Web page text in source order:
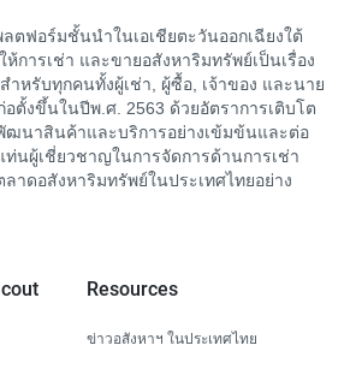
ตฟอร์มชั้นนำในเอเชียตะวันออกเฉียงใต้
ห้การเช่า และขายอสังหาริมทรัพย์เป็นเรื่อง
ำหรับทุกคนทั้งผู้เช่า, ผู้ซื้อ, เจ้าของ และนาย
อตั้งขึ้นในปีพ.ศ. 2563 ด้วยอัตราการเติบโต
ฒนาสินค้าและบริการอย่างเข้มข้นและต่อ
ท่นผู้เชี่ยวชาญในการจัดการด้านการเช่า
าดอสังหาริมทรัพย์ในประเทศไทยอย่าง
Resources
ข่าวอสังหาฯ ในประเทศไทย